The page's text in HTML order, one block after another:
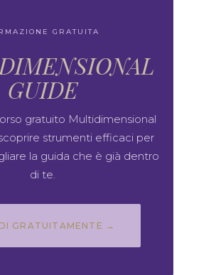
GRATUITA
GUIDE
gratuito Multidimensional
strumenti efficaci per
la guida che è già dentro
di te.
GRATUITAMENTE →